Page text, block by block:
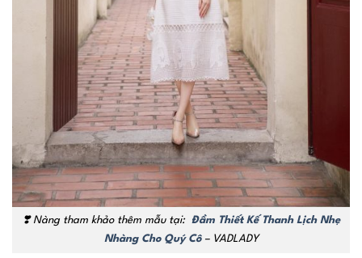
❣️Nàng tham khảo thêm mẫu tại: Đầm Thiết Kế Thanh Lịch Nhẹ
Nhàng Cho Quý Cô– VADLADY